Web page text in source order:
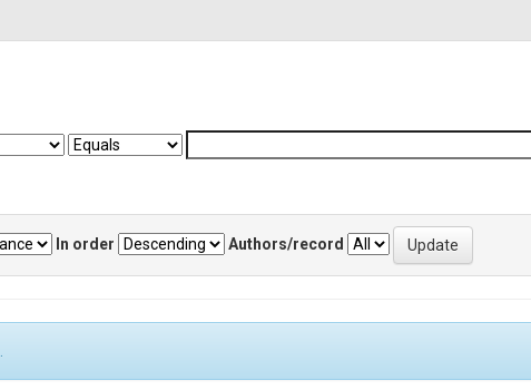
In order Authors/record